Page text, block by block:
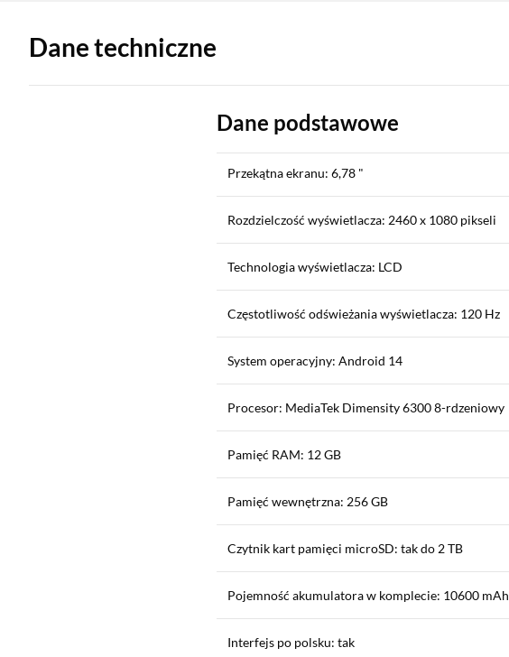
Dane techniczne
Dane podstawowe
Przekątna ekranu: 6,78 "
Rozdzielczość wyświetlacza: 2460 x 1080 pikseli
Technologia wyświetlacza: LCD
Częstotliwość odświeżania wyświetlacza: 120 Hz
System operacyjny: Android 14
Procesor: MediaTek Dimensity 6300 8-rdzeniowy
Pamięć RAM: 12 GB
Pamięć wewnętrzna: 256 GB
Czytnik kart pamięci microSD: tak do 2 TB
Pojemność akumulatora w komplecie: 10600 mAh
Interfejs po polsku: tak